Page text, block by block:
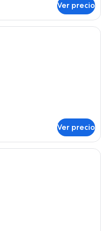
Ver precio
habitación de hotel moderna
Ver precio
habitación de hotel moderna